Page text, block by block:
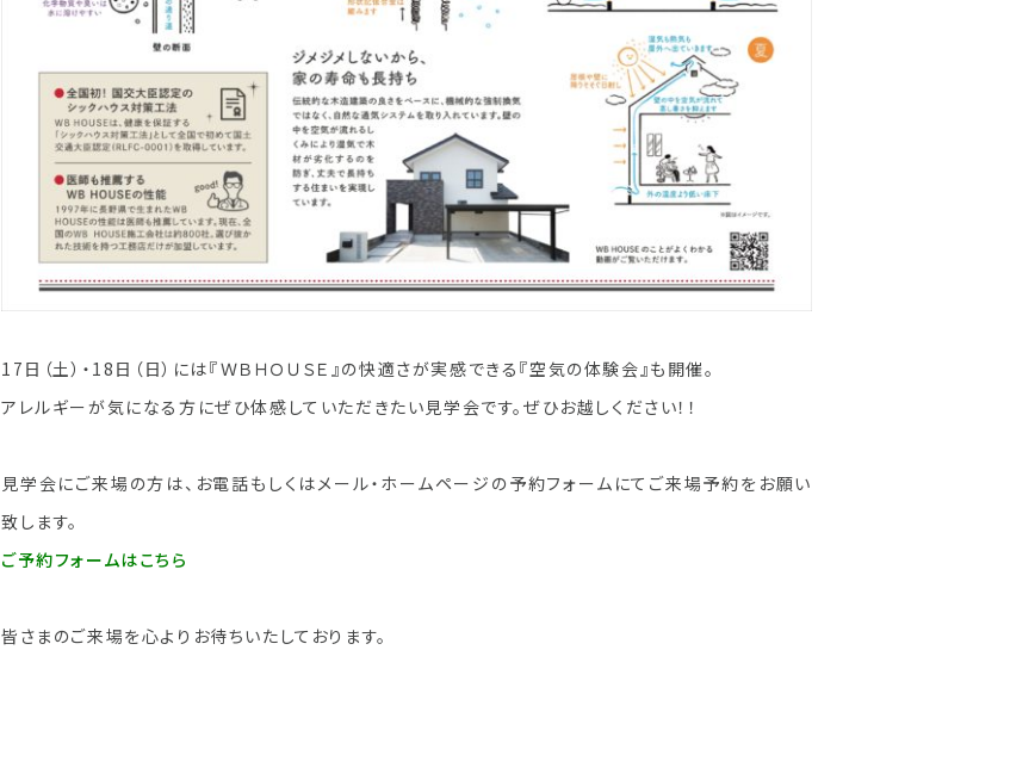
17日（土）・18日（日）には『ＷＢＨＯＵＳＥ』の快適さが実感できる『空気の体験会』も開催。
アレルギーが気になる方にぜひ体感していただきたい見学会です。ぜひお越しください！！
見学会にご来場の方は、お電話もしくはメール・ホームページの予約フォームにてご来場予約をお願い
致します。
ご予約フォームはこちら
皆さまのご来場を心よりお待ちいたしております。